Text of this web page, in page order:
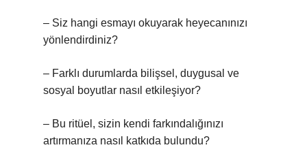
– Siz hangi esmayı okuyarak heyecanınızı
yönlendirdiniz?
– Farklı durumlarda bilişsel, duygusal ve
sosyal boyutlar nasıl etkileşiyor?
– Bu ritüel, sizin kendi farkındalığınızı
artırmanıza nasıl katkıda bulundu?